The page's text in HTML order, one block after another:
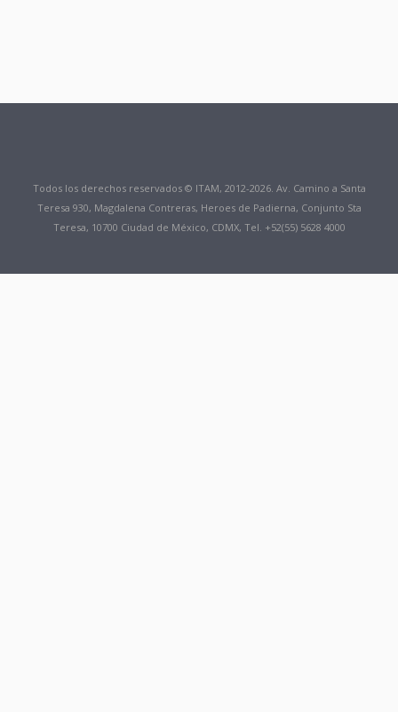
Todos los derechos reservados © ITAM, 2012-2026. Av. Camino a Santa
Teresa 930, Magdalena Contreras, Heroes de Padierna, Conjunto Sta
Teresa, 10700 Ciudad de México, CDMX, Tel. +52(55) 5628 4000